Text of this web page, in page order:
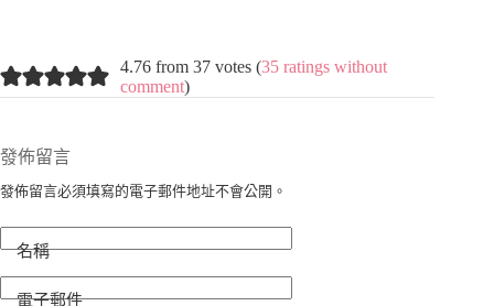
4.76 from 37 votes (35 ratings without
comment)
發佈留言
發佈留言必須填寫的電子郵件地址不會公開。
名稱
電子郵件